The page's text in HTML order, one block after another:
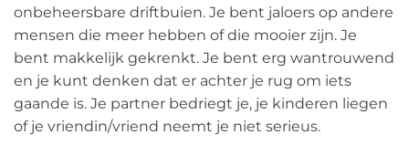
onbeheersbare driftbuien. Je bent jaloers op andere
mensen die meer hebben of die mooier zijn. Je
bent makkelijk gekrenkt. Je bent erg wantrouwend
en je kunt denken dat er achter je rug om iets
gaande is. Je partner bedriegt je, je kinderen liegen
of je vriendin/vriend neemt je niet serieus.